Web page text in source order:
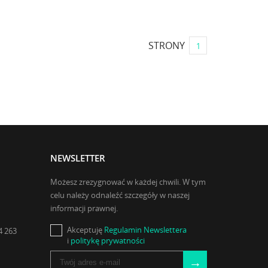
STRONY 1
263
NEWSLETTER
Możesz zrezygnować w każdej chwili. W tym
celu należy odnaleźć szczegóły w naszej
informacji prawnej.
Akceptuję Regulamin Newslettera
i politykę prywatności